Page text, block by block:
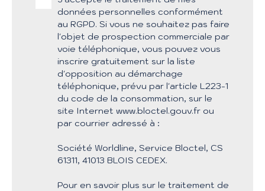
données personnelles conformément
au RGPD. Si vous ne souhaitez pas faire
l'objet de prospection commerciale par
voie téléphonique, vous pouvez vous
inscrire gratuitement sur la liste
d'opposition au démarchage
téléphonique, prévu par l'article L223-1
du code de la consommation, sur le
site Internet www.bloctel.gouv.fr ou
par courrier adressé à :
Société Worldline, Service Bloctel, CS
61311, 41013 BLOIS CEDEX.
Pour en savoir plus sur le traitement de